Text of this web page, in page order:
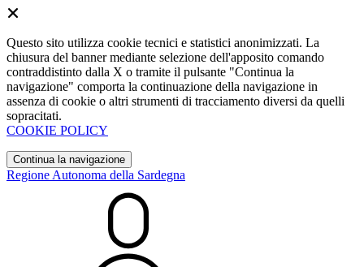
Questo sito utilizza cookie tecnici e statistici anonimizzati. La
chiusura del banner mediante selezione dell'apposito comando
contraddistinto dalla X o tramite il pulsante "Continua la
navigazione" comporta la continuazione della navigazione in
assenza di cookie o altri strumenti di tracciamento diversi da quelli
sopracitati.
COOKIE POLICY
Continua la navigazione
Regione Autonoma della Sardegna